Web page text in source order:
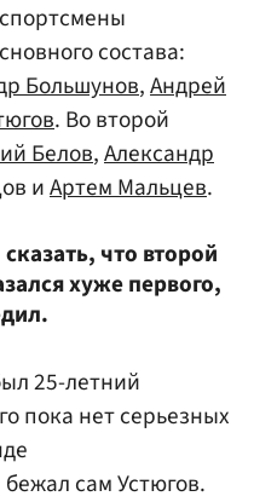
состава:
Большунов,Андрей
. Во второй
Белов,Александр
иАртем Мальцев.
что второй
хуже первого,
25-летний
пока нет серьезных
сам Устюгов.